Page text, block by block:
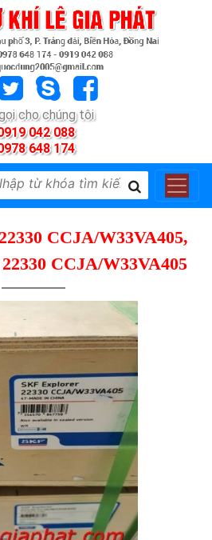
cho chúng tôi
042 088
648 174
CCJA/W33VA405,
CCJA/W33VA405